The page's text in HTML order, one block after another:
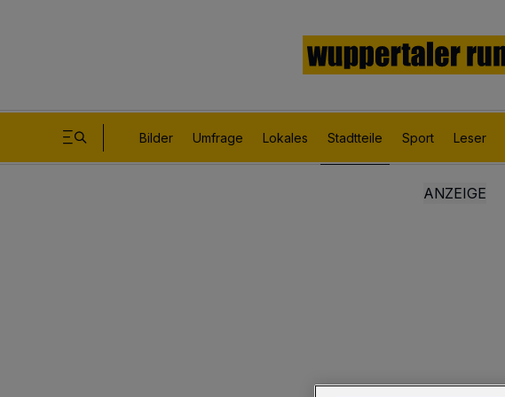
Bilder Umfrage Lokales Stadtteile Sport Leser